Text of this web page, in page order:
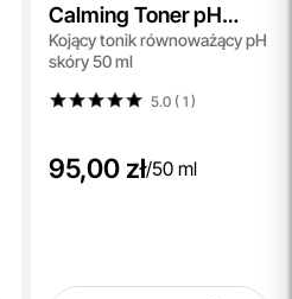
Calming Toner pH
Balancer
Kojący tonik równoważący pH
skóry 50 ml
5.0 ( 1)
95,00 zł/50 ml